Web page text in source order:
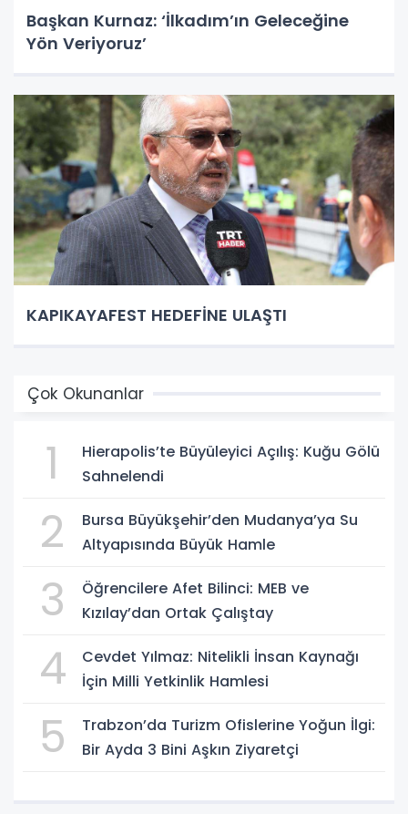
Başkan Kurnaz: ‘İlkadım’ın Geleceğine
Yön Veriyoruz’
KAPIKAYAFEST HEDEFİNE ULAŞTI
Çok Okunanlar
1
Hierapolis’te Büyüleyici Açılış: Kuğu Gölü
Sahnelendi
2
Bursa Büyükşehir’den Mudanya’ya Su
Altyapısında Büyük Hamle
3
Öğrencilere Afet Bilinci: MEB ve
Kızılay’dan Ortak Çalıştay
4
Cevdet Yılmaz: Nitelikli İnsan Kaynağı
İçin Milli Yetkinlik Hamlesi
5
Trabzon’da Turizm Ofislerine Yoğun İlgi:
Bir Ayda 3 Bini Aşkın Ziyaretçi